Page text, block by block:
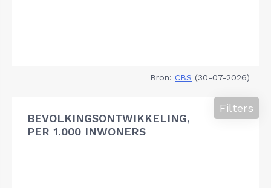
Bron: CBS (30-07-2026)
BEVOLKINGSONTWIKKELING,
PER 1.000 INWONERS
Filters